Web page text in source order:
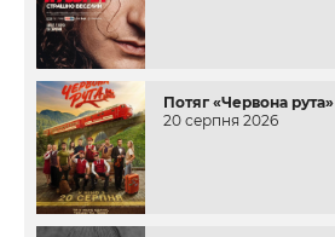
Потяг «Червона рута»
20 серпня 2026